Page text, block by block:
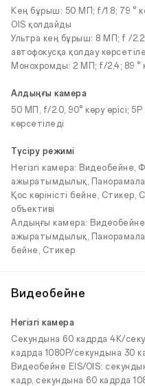
Кең бұрыш: 50 МП; f/1.8; 79 °
OIS қолдайды
Ультра кең бұрыш: 8 МП; f /2.2;
автофокусқа қолдау
Монохромды: 2 МП; f/2.4; 89 °
Алдыңғы камера
50 МП, f/2.0, 90° көру өрісі;
көрсетіледі
Түсіру режимі
Негізгі камера:
ажыратымдылық,
Қос көріністі бейне,
объективі
Алдыңғы камера:
ажыратымдылық,
бейне, Стикер
Видеобейне
Негізгі камера
Секундына 60 кадрда 4K/
кадрда 1080P/секундына 30
Видеобейне EIS/OIS:
кадр, секундына 60 кадрда